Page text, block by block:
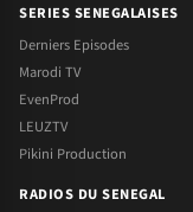
SERIES SENEGALAISES
Derniers Episodes
Marodi TV
EvenProd
LEUZTV
Pikini Production
RADIOS DU SENEGAL